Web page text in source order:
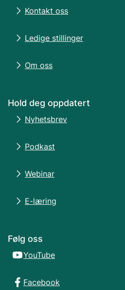
Kontakt oss
Ledige stillinger
Om oss
Hold deg oppdatert
Nyhetsbrev
Podkast
Webinar
E-læring
Følg oss
YouTube
Facebook